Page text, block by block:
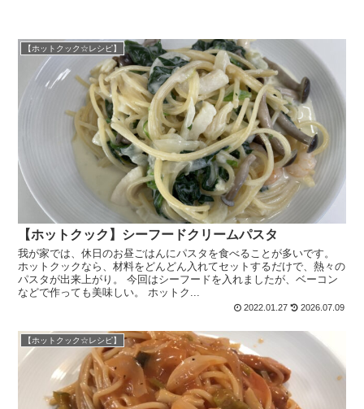
【ホットクック☆レシピ】
【ホットクック】シーフードクリームパスタ
我が家では、休日のお昼ごはんにパスタを食べることが多いです。
ホットクックなら、材料をどんどん入れてセットするだけで、熱々の
パスタが出来上がり。 今回はシーフードを入れましたが、ベーコン
などで作っても美味しい。 ホットク...
2022.01.27 2026.07.09
【ホットクック☆レシピ】